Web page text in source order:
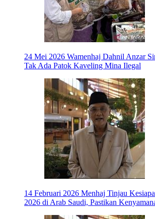
24 Mei 2026 Wamenhaj Dahnil Anzar
Tak Ada Patok Kaveling Mina Ilegal
14 Februari 2026 Menhaj Tinjau
2026 di Arab Saudi, Pastikan